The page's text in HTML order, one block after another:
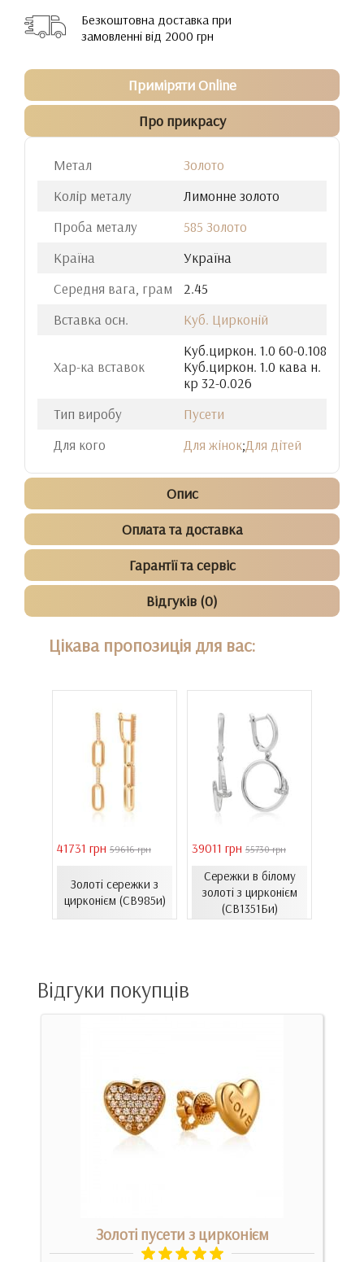
Безкоштовна доставка при
замовленні від 2000 грн
Приміряти Online
Про прикрасу
Метал
Золото
Колір металу
Лимонне золото
Проба металу
585 Золото
Країна
Україна
Середня вага, грам
2.45
Вставка осн.
Куб. Цирконій
Хар-ка вставок
Куб.циркон. 1.0 60-0.108
Куб.циркон. 1.0 кава н.
кр 32-0.026
Тип виробу
Пусети
Для кого
Для жінок;Для дітей
Опис
Оплата та доставка
Гарантії та сервіс
Відгуків (0)
Цікава пропозиція для вас:
41731 грн 59616 грн
Золоті сережки з
цирконієм (СВ985и)
39011 грн 55730 грн
Сережки в білому
золоті з цирконієм
(СВ1351Би)
Відгуки покупців
Золоті пусети з цирконієм